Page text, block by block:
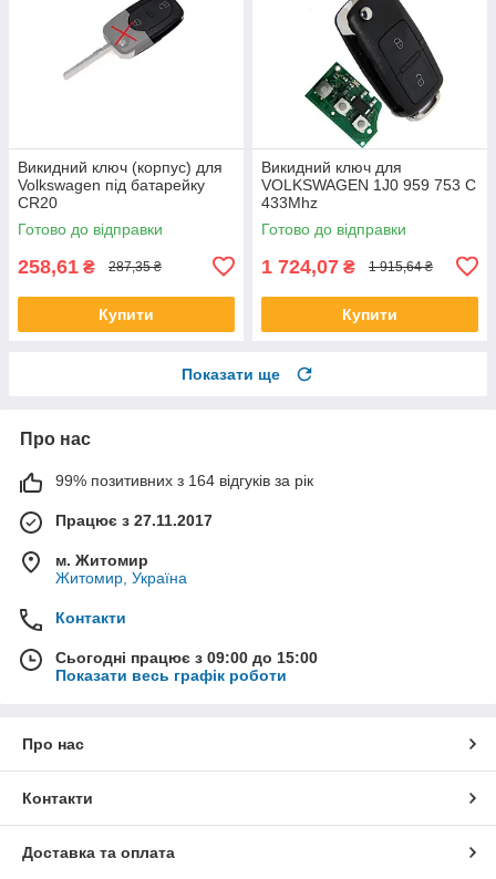
Викидний ключ (корпус) для
Volkswagen під батарейку
CR20
Готово до відправки
258,61 ₴ 287,35 ₴
Купити
Викидний ключ для
VOLKSWAGEN 1J0 959 753 C
433Mhz
Готово до відправки
1 724,07 ₴ 1 915,64 ₴
Купити
Показати ще
Про нас
99% позитивних з 164 відгуків за рік
Працює з 27.11.2017
м. Житомир
Житомир, Україна
Контакти
Сьогодні працює з 09:00 до 15:00
Показати весь графік роботи
Про нас
Контакти
Доставка та оплата